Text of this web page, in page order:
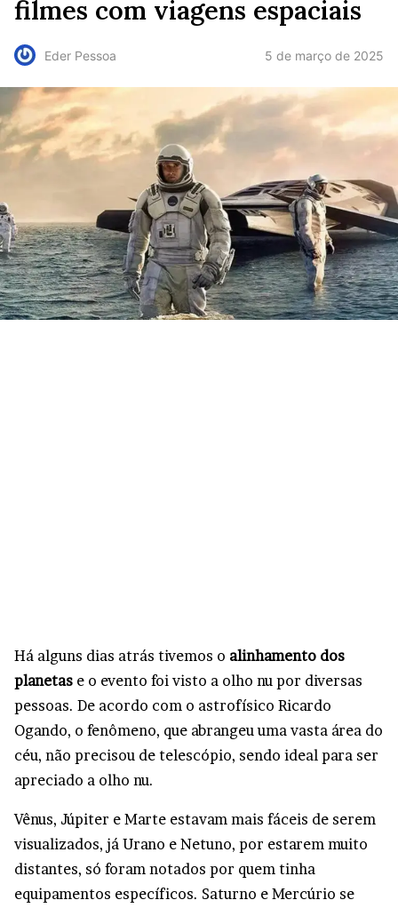
filmes com viagens espaciais
Eder Pessoa 5 de março de 2025
Há alguns dias atrás tivemos o alinhamento dos
planetas e o evento foi visto a olho nu por diversas
pessoas. De acordo com o astrofísico Ricardo
Ogando, o fenômeno, que abrangeu uma vasta área do
céu, não precisou de telescópio, sendo ideal para ser
apreciado a olho nu.
Vênus, Júpiter e Marte estavam mais fáceis de serem
visualizados, já Urano e Netuno, por estarem muito
distantes, só foram notados por quem tinha
equipamentos específicos. Saturno e Mercúrio se